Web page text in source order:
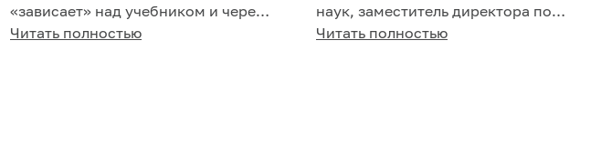
«зависает» над учебником и через
минуту забывает, что прочитал.
Читать полностью
наук, заместитель директора по
трансляционной медицине НКЦ
Читать полностью